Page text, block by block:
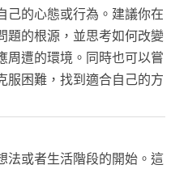
己的心態或行為。建議你在
題的根源，並思考如何改變
周遭的環境。同時也可以嘗
服困難，找到適合自己的方
法或者生活階段的開始。這